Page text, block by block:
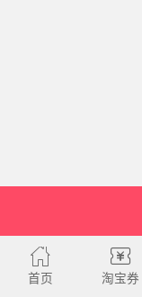
首页 淘宝券